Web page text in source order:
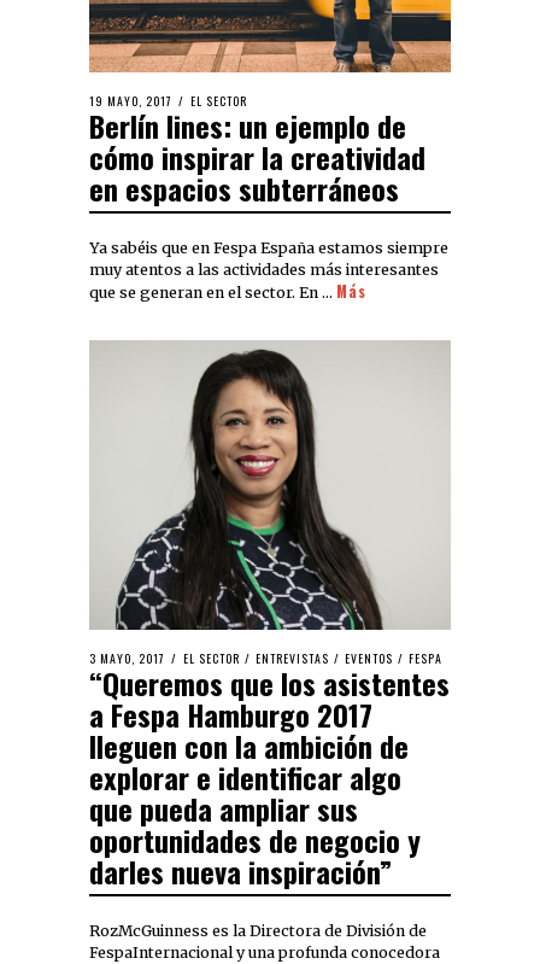
19 MAYO, 2017 EL SECTOR
Berlín lines: un ejemplo de
cómo inspirar la creatividad
en espacios subterráneos
Ya sabéis que en Fespa España estamos siempre
muy atentos a las actividades más interesantes
que se generan en el sector. En … Más
3 MAYO, 2017 EL SECTOR / ENTREVISTAS / EVENTOS / FESPA
“Queremos que los asistentes
a Fespa Hamburgo 2017
lleguen con la ambición de
explorar e identificar algo
que pueda ampliar sus
oportunidades de negocio y
darles nueva inspiración”
RozMcGuinness es la Directora de División de
FespaInternacional y una profunda conocedora